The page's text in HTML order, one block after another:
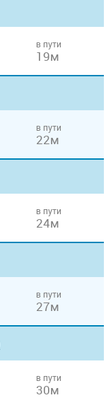
в пути
19м
в пути
22м
в пути
24м
в пути
27м
в пути
30м